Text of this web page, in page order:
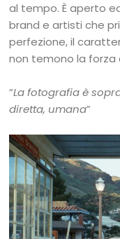
al tempo. È aperto
brand e artisti che
perfezione, il
non temono la forza
“La fotografia è
diretta, umana”